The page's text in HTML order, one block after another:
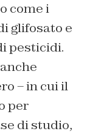
come i
glifosato e
pesticidi.
– in cui il
per
di studio,